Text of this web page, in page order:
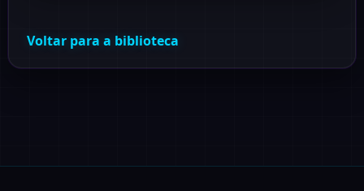
Voltar para a biblioteca